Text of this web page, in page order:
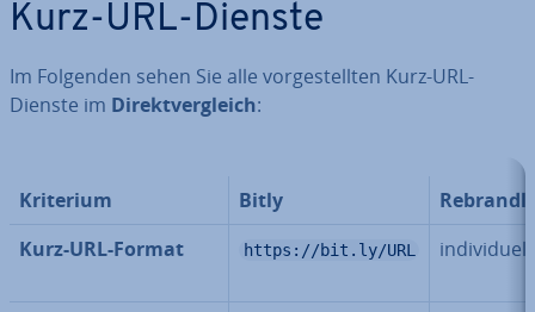
Kurz-URL-Dienste
Im Folgenden sehen Sie alle vor­ge­stell­ten Kurz-URL-
Dienste im Di­rekt­ver­gleich:
Kriterium Bitly
Kurz-URL-Format
https://bit.ly/URL in­di­vi­du­ell